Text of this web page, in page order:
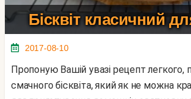
Бісквіт класичний
2017-08-10
Пропоную Вашій увазі рецепт легкого, повітряного і
смачного бісквіта, який як не можна